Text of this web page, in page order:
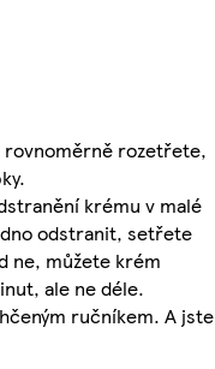
rovnoměrně rozetřete,
krému v malé
odstranit, setřete
ne, můžete krém
ale ne déle.
ručníkem. A jste